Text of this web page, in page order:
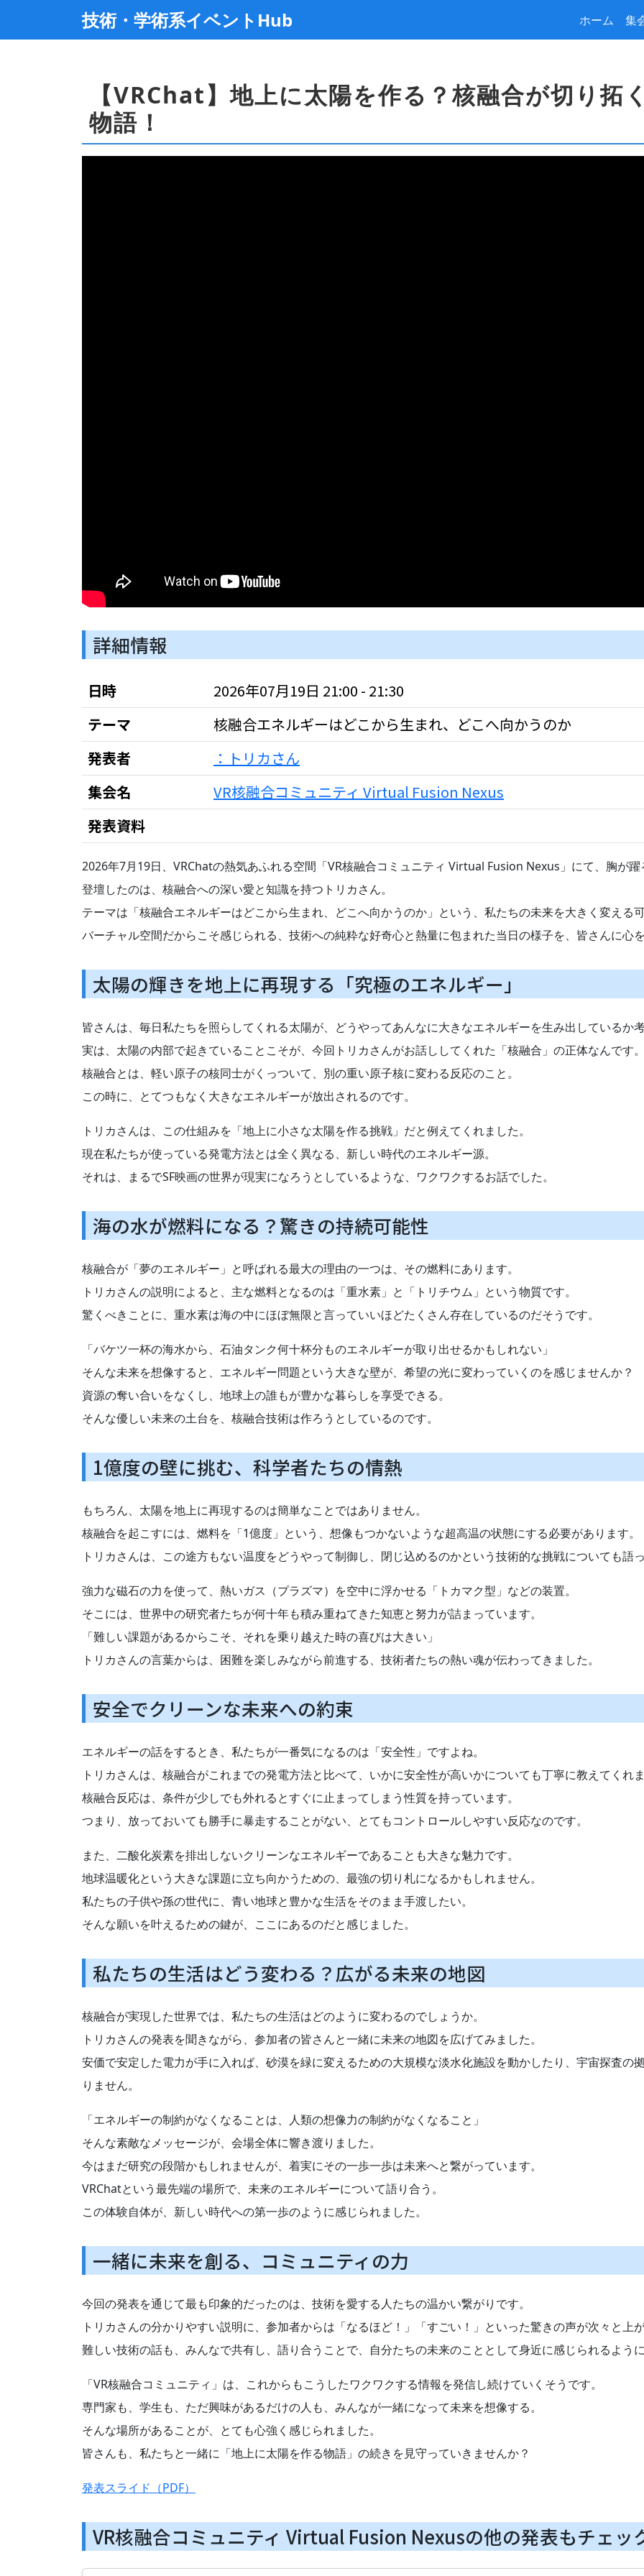
技術・学術系イベントHub ホーム 集
【VRChat】地上に太陽を作る？核融合が切り拓
物語！
詳細情報
日時
2026年07月19日 21:00 - 21:30
テーマ
核融合エネルギーはどこから生まれ、どこへ向かうのか
発表者
：トリカさん
集会名
VR核融合コミュニティ Virtual Fusion Nexus
発表資料
2026年7月19日、VRChatの熱気あふれる空間「VR核融合コミュニティ Virtual Fusion Nexus」にて、胸が
登壇したのは、核融合への深い愛と知識を持つトリカさん。
テーマは「核融合エネルギーはどこから生まれ、どこへ向かうのか」という、私たちの未来を大きく変える
バーチャル空間だからこそ感じられる、技術への純粋な好奇心と熱量に包まれた当日の様子を、皆さんに心
太陽の輝きを地上に再現する「究極のエネルギー」
皆さんは、毎日私たちを照らしてくれる太陽が、どうやってあんなに大きなエネルギーを生み出しているか
実は、太陽の内部で起きていることこそが、今回トリカさんがお話ししてくれた「核融合」の正体なんです
核融合とは、軽い原子の核同士がくっついて、別の重い原子核に変わる反応のこと。
この時に、とてつもなく大きなエネルギーが放出されるのです。
トリカさんは、この仕組みを「地上に小さな太陽を作る挑戦」だと例えてくれました。
現在私たちが使っている発電方法とは全く異なる、新しい時代のエネルギー源。
それは、まるでSF映画の世界が現実になろうとしているような、ワクワクするお話でした。
海の水が燃料になる？驚きの持続可能性
核融合が「夢のエネルギー」と呼ばれる最大の理由の一つは、その燃料にあります。
トリカさんの説明によると、主な燃料となるのは「重水素」と「トリチウム」という物質です。
驚くべきことに、重水素は海の中にほぼ無限と言っていいほどたくさん存在しているのだそうです。
「バケツ一杯の海水から、石油タンク何十杯分ものエネルギーが取り出せるかもしれない」
そんな未来を想像すると、エネルギー問題という大きな壁が、希望の光に変わっていくのを感じませんか？
資源の奪い合いをなくし、地球上の誰もが豊かな暮らしを享受できる。
そんな優しい未来の土台を、核融合技術は作ろうとしているのです。
1億度の壁に挑む、科学者たちの情熱
もちろん、太陽を地上に再現するのは簡単なことではありません。
核融合を起こすには、燃料を「1億度」という、想像もつかないような超高温の状態にする必要があります。
トリカさんは、この途方もない温度をどうやって制御し、閉じ込めるのかという技術的な挑戦についても語
強力な磁石の力を使って、熱いガス（プラズマ）を空中に浮かせる「トカマク型」などの装置。
そこには、世界中の研究者たちが何十年も積み重ねてきた知恵と努力が詰まっています。
「難しい課題があるからこそ、それを乗り越えた時の喜びは大きい」
トリカさんの言葉からは、困難を楽しみながら前進する、技術者たちの熱い魂が伝わってきました。
安全でクリーンな未来への約束
エネルギーの話をするとき、私たちが一番気になるのは「安全性」ですよね。
トリカさんは、核融合がこれまでの発電方法と比べて、いかに安全性が高いかについても丁寧に教えてくれ
核融合反応は、条件が少しでも外れるとすぐに止まってしまう性質を持っています。
つまり、放っておいても勝手に暴走することがない、とてもコントロールしやすい反応なのです。
また、二酸化炭素を排出しないクリーンなエネルギーであることも大きな魅力です。
地球温暖化という大きな課題に立ち向かうための、最強の切り札になるかもしれません。
私たちの子供や孫の世代に、青い地球と豊かな生活をそのまま手渡したい。
そんな願いを叶えるための鍵が、ここにあるのだと感じました。
私たちの生活はどう変わる？広がる未来の地図
核融合が実現した世界では、私たちの生活はどのように変わるのでしょうか。
トリカさんの発表を聞きながら、参加者の皆さんと一緒に未来の地図を広げてみました。
安価で安定した電力が手に入れば、砂漠を緑に変えるための大規模な淡水化施設を動かしたり、宇宙探査の
りません。
「エネルギーの制約がなくなることは、人類の想像力の制約がなくなること」
そんな素敵なメッセージが、会場全体に響き渡りました。
今はまだ研究の段階かもしれませんが、着実にその一歩一歩は未来へと繋がっています。
VRChatという最先端の場所で、未来のエネルギーについて語り合う。
この体験自体が、新しい時代への第一歩のように感じられました。
一緒に未来を創る、コミュニティの力
今回の発表を通じて最も印象的だったのは、技術を愛する人たちの温かい繋がりです。
トリカさんの分かりやすい説明に、参加者からは「なるほど！」「すごい！」といった驚きの声が次々と上
難しい技術の話も、みんなで共有し、語り合うことで、自分たちの未来のこととして身近に感じられるよう
「VR核融合コミュニティ」は、これからもこうしたワクワクする情報を発信し続けていくそうです。
専門家も、学生も、ただ興味があるだけの人も、みんなが一緒になって未来を想像する。
そんな場所があることが、とても心強く感じられました。
皆さんも、私たちと一緒に「地上に太陽を作る物語」の続きを見守っていきませんか？
発表スライド（PDF）
VR核融合コミュニティ Virtual Fusion Nexusの他の発表もチェッ